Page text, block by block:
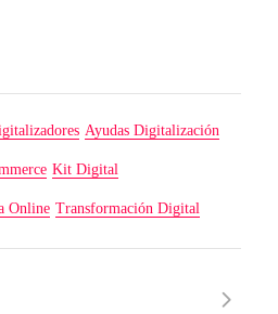
Ayudas Digitalización
Kit Digital
Online Transformación Digital